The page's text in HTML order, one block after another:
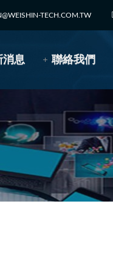
TECH.COM.TW
消息 聯絡我們